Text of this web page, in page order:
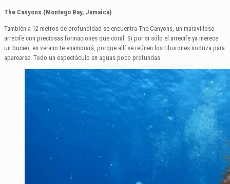
The Canyons (Montego Bay, Jamaica)
También a 12 metros de profundidad se encuentra The Canyons, un maravilloso
arrecife con preciosas formaciones que coral. Si por si sólo el arrecife ya merece
un buceo, en verano te enamorará, porque allí se reúnen los tiburones nodriza para
aparearse. Todo un espectáculo en aguas poco profundas.